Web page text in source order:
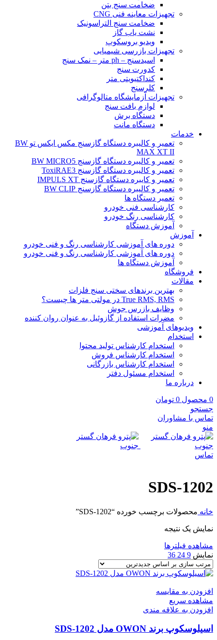
ضخامت سنج بتن
تجهیزات معاینه فنی CNG
ضخامت سنج التراسونیک
نشت یاب گاز
ویدیو بروسکوپ
تجهیزات بازرسی شیمیایی
اسیدسنج – ph متر – نمک سنج
کدورت سنج
کنداکتیویتی متر
کلرسنج
تجهیزات آزمایشگاه متالوگرافی
لوازم بافت سنج
دستگاه برش
دستگاه مانت
خدمات
تعمیر و کالیبره دستگاه گازسنج مکس ایکس تو BW
MAX XT II
تعمیر و کالیبره دستگاه گازسنج BW MICRO5
تعمیر و کالیبره دستگاه گازسنج ToxiRAE3
تعمیر و کایبره دستگاه گازسنج IMPULS XT
تعمیر و کالیبره دستگاه گازسنج BW CLIP
تعمیر دستگاه ها
کارشناسی فنی خودرو
کارشناسی رنگ خودرو
آموزش دستگاه
آموزش
دوره های آموزشی کارشناسی رنگ و فنی خودرو
دوره های آموزشی کارشناسی رنگ و فنی خودرو
آموزش دستگاه ها
فروشگاه
مقالات
بهترین برندهای سختی سنج فلزات
True RMS, RMS در مولتی متر ها چیست؟
وظایف بازرس جوش
مضرات استفاده از گازوئیل به عنوان روان کننده
ویدیوهای آموزشی
استخدام
استخدام کارشناس تولید محتوا
استخدام کارشناس فروش
استخدام کارشناس بازرگانی
استخدام مسئول دفتر
درباره ما
0 محصول 0 تومان
جستجو
تماس با مشاوران
منو
تماس
SDS-1202
خانه محصولات برچسب خورده “SDS-1202”
نمایش یک نتیجه
مشاهده فیلترها
نمایش 9
24
36
افزودن به مقایسه
مشاهده سریع
افزودن به علاقه مندی
اسیلوسکوپ برند OWON مدل SDS-1202